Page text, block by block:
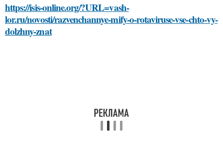
https://isis-online.org/?URL=vash-
lor.ru/novosti/razvenchannye-mify-o-rotaviruse-vse-chto-vy-
dolzhny-znat